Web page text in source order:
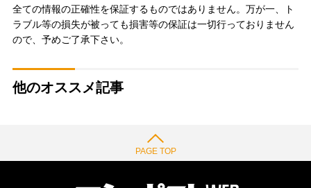
全ての情報の正確性を保証するものではありません。万が一、ト
ラブル等の損失が被っても損害等の保証は一切行っておりません
ので、予めご了承下さい。
他のオススメ記事
PAGE TOP